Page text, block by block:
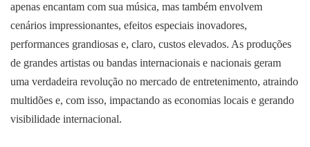
apenas encantam com sua música, mas também envolvem
cenários impressionantes, efeitos especiais inovadores,
performances grandiosas e, claro, custos elevados. As produções
de grandes artistas ou bandas internacionais e nacionais geram
uma verdadeira revolução no mercado de entretenimento, atraindo
multidões e, com isso, impactando as economias locais e gerando
visibilidade internacional.